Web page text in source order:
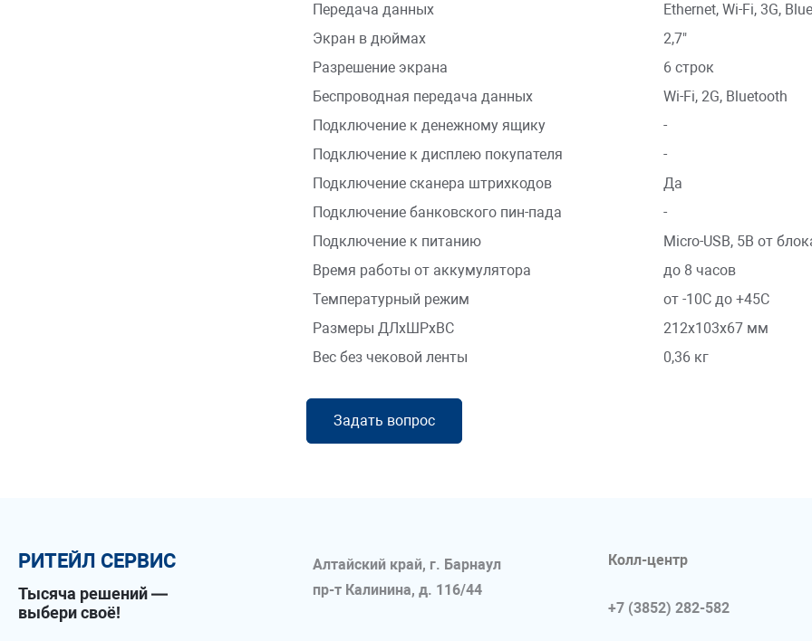
Передача данных
Ethernet, Wi-Fi, 3G,
Экран в дюймах
2,7"
Разрешение экрана
6 строк
Беспроводная передача данных
Wi-Fi, 2G, Bluetooth
Подключение к денежному ящику
-
Подключение к дисплею покупателя
-
Подключение сканера штрихкодов
Да
Подключение банковского пин-пада
-
Подключение к питанию
Micro-USB, 5В от
Время работы от аккумулятора
до 8 часов
Температурный режим
от -10С до +45С
Размеры ДЛхШРхВС
212х103х67 мм
Вес без чековой ленты
0,36 кг
Задать вопрос
РИТЕЙЛ СЕРВИС
Тысяча решений —
выбери своё!
Алтайский край, г. Барнаул
пр-т Калинина, д. 116/44
Колл-центр
+7 (3852) 282-582